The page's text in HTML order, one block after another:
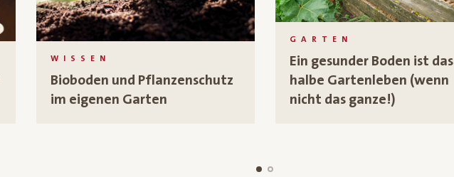
WISSEN
Bioboden und Pflanzenschutz
im eigenen Garten
GARTEN
Ein gesunder Boden ist das
halbe Gartenleben (wenn
nicht das ganze!)